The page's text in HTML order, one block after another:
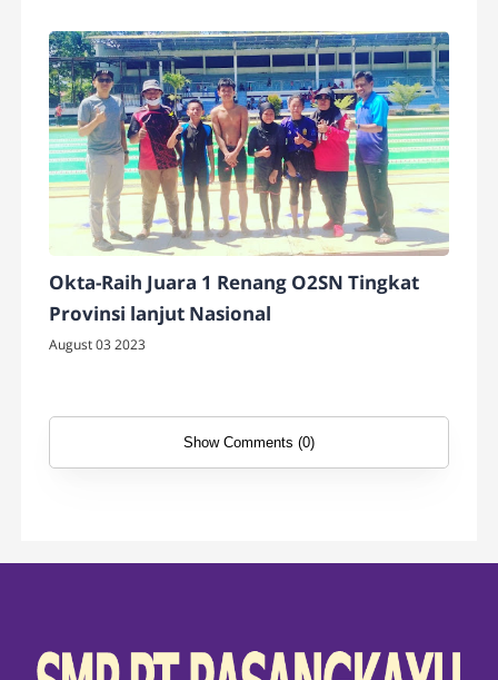
Pelajara Pancasila
Okta-Raih Juara 1 Renang O2SN Tingkat
Provinsi lanjut Nasional
August 03 2023
Show Comments (0)